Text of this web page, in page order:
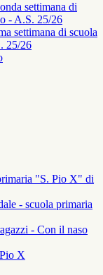
settimana di
- A.S. 25/26
settimana di scuola
25/26
"S. Pio X" di
- scuola primaria
- Con il naso
X